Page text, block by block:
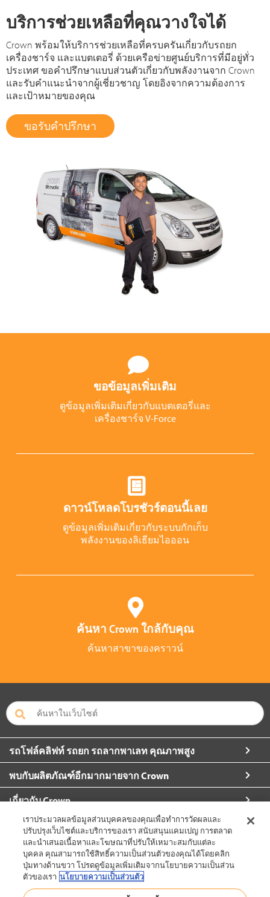
บริการช่วยเหลือที่คุณวางใจได้
Crown พร้อมให้บริการช่วยเหลือที่ครบครันเกี่ยวกับรถยก
เครื่องชาร์จ และแบตเตอรี่ ด้วยเครือข่ายศูนย์บริการที่มีอยู่ทั่ว
ประเทศ ขอคำปรึกษาแบบส่วนตัวเกี่ยวกับพลังงานจาก Crown
และรับคำแนะนำจากผู้เชี่ยวชาญ โดยอิงจากความต้องการ
และเป้าหมายของคุณ
ขอรับคำปรึกษา
ขอข้อมูลเพิ่มเติม
ดูข้อมูลเพิ่มเติมเกี่ยวกับแบตเตอรี่และ
เครื่องชาร์จ V-Force
ดาวน์โหลดโบรชัวร์ตอนนี้เลย
ดูข้อมูลเพิ่มเติมเกี่ยวกับระบบกักเก็บ
พลังงานของลิเธียมไอออน
ค้นหา Crown ใกล้กับคุณ
ค้นหาสาขาของคราวน์
รถโฟล์คลิฟท์ รถยก รถลากพาเลท คุณภาพสูง
พบกับผลิตภัณฑ์อีกมากมายจาก Crown
เกี่ยวกับ Crown
ขอข้อมูลเพิ่มเติม
ประเทศไทย (เปลี่ยน)
เราประมวลผลข้อมูลส่วนบุคคลของคุณเพื่อทำการวัดผลและ
ปรับปรุงเว็บไซต์และบริการของเรา สนับสนุนแคมเปญ การตลาด
และนำเสนอเนื้อหาและโฆษณาที่ปรับให้เหมาะสมกับแต่ละ
บุคคล คุณสามารถใช้สิทธิ์ความเป็นส่วนตัวของคุณได้โดยคลิก
ปุ่มทางด้านขวา โปรดดูข้อมูลเพิ่มเติมจากนโยบายความเป็นส่วน
ตัวของเรา นโยบายความเป็นส่วนตัว